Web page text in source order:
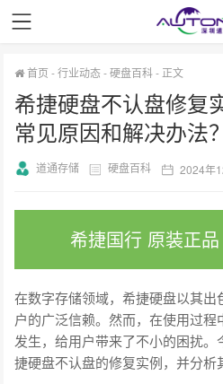
首页 -行业动态-硬盘百科- 正文
希捷硬盘不认盘修复
常见原因和解决办法？
道通存储 硬盘百科 2024年
希捷国行 原装正
在数字存储领域，希捷硬盘以其
户的广泛信赖。然而，在使用过
发生，给用户带来了不小的困扰
捷硬盘不认盘的修复实例，并分析